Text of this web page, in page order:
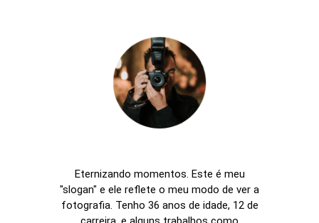
Eternizando momentos. Este é meu
"slogan" e ele reflete o meu modo de ver a
fotografia. Tenho 36 anos de idade, 12 de